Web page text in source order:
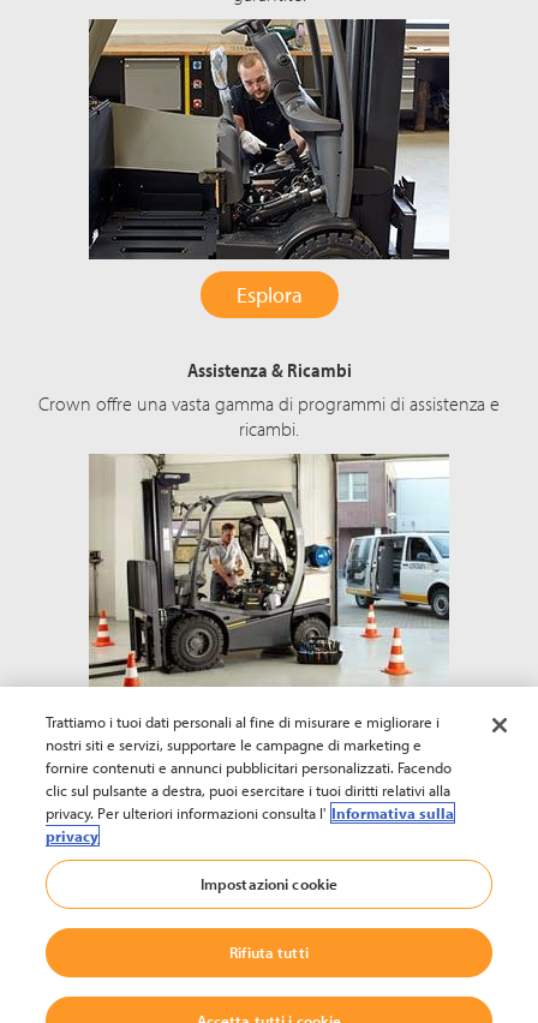
Esplora
Assistenza & Ricambi
Crown offre una vasta gamma di programmi di assistenza e
ricambi.
Esplora
© 2002-2023 Crown Equipment Corporation
Note Legali|Dichiarazioni di protezione dei dati|
Codice di Condotta
Codice di condotta per i fornitori
Trattiamo i tuoi dati personali al fine di misurare e migliorare i
nostri siti e servizi, supportare le campagne di marketing e
fornire contenuti e annunci pubblicitari personalizzati. Facendo
clic sul pulsante a destra, puoi esercitare i tuoi diritti relativi alla
privacy. Per ulteriori informazioni consulta l' Informativa sulla
privacy
Impostazioni cookie
Rifiuta tutti